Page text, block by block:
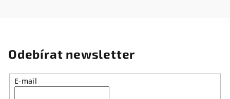
Odebírat newsletter
E-mail